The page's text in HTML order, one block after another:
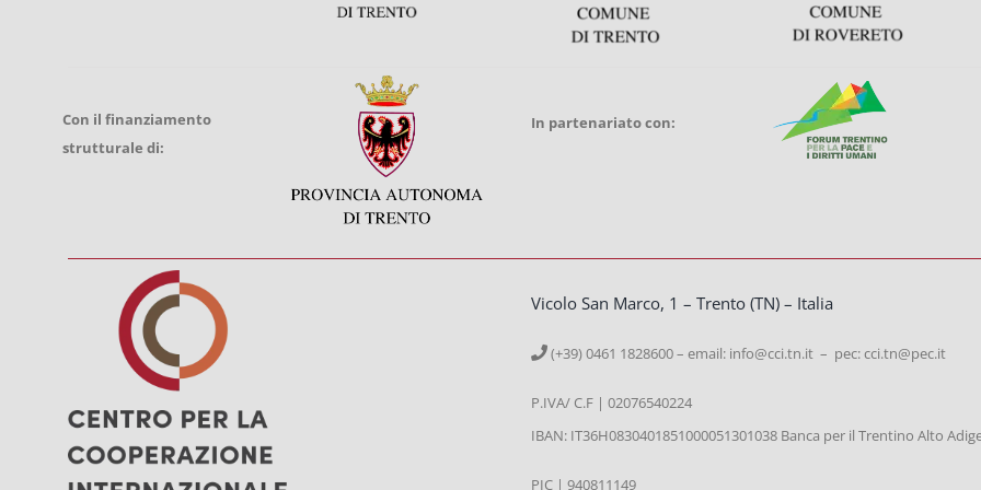
Con il finanziamento
strutturale di:
In partenariato con:
Vicolo San Marco, 1 – Trento (TN) – Italia
(+39) 0461 1828600 – email: info@cci.tn.it – pec: cci.tn@pec.it
P.IVA/ C.F | 02076540224
IBAN: IT36H0830401851000051301038 Banca per il Trentino Alto
PIC | 940811149